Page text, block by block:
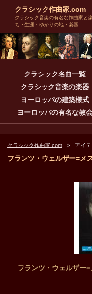
クラシック作曲家.com
クラシック音楽の有名な作曲家と
ち・生涯・ゆかりの地・楽器
クラシック名曲一覧
クラシック音楽の楽器
ヨーロッパの建築様式
ヨーロッパの有名な教会
クラシック作曲家.com アイテ
フランツ・ウェルザー=
フランツ・ウェルザ